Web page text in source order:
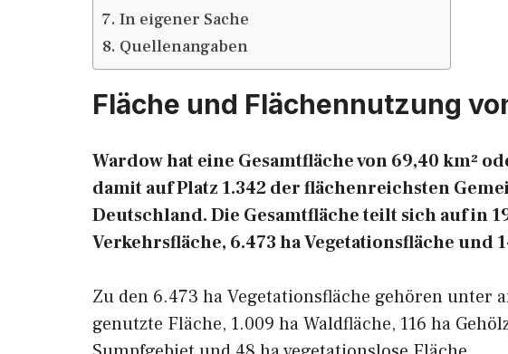
In eigener Sache
Quellenangaben
Fläche und Flächennutzung
Wardow hat eine Gesamtfläche von 69,40 km²
damit auf Platz 1.342 der flächenreichsten
Deutschland. Die Gesamtfläche teilt sich auf in
Verkehrsfläche, 6.473 ha Vegetationsfläche und
Zu den 6.473 ha Vegetationsfläche gehören unter
genutzte Fläche, 1.009 ha Waldfläche, 116 ha